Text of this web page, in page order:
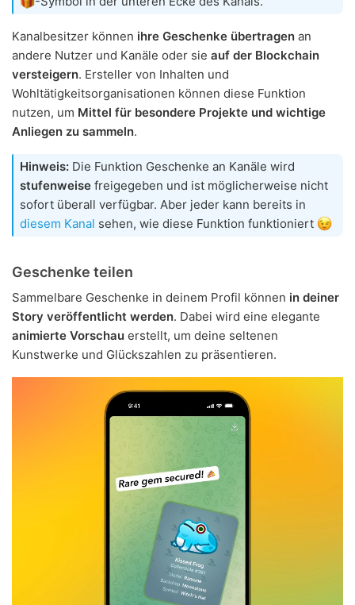
Kanalbesitzer können ihre Geschenke übertragen an
andere Nutzer und Kanäle oder sie auf der Blockchain
versteigern. Ersteller von Inhalten und
Wohltätigkeitsorganisationen können diese Funktion
nutzen, um Mittel für besondere Projekte und wichtige
Anliegen zu sammeln.
Hinweis: Die Funktion Geschenke an Kanäle wird
stufenweise freigegeben und ist möglicherweise nicht
sofort überall verfügbar. Aber jeder kann bereits in
diesem Kanal sehen, wie diese Funktion funktioniert
Geschenke teilen
Sammelbare Geschenke in deinem Profil können in deiner
Story veröffentlicht werden. Dabei wird eine elegante
animierte Vorschau erstellt, um deine seltenen
Kunstwerke und Glückszahlen zu präsentieren.